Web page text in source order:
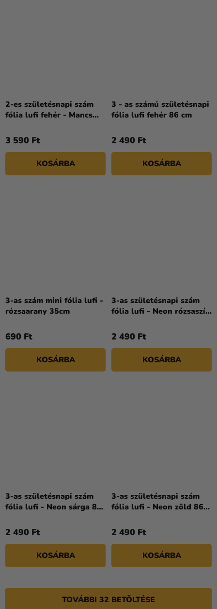
2-es születésnapi szám
fólia lufi fehér - Mancs
3 590 Ft
KOSÁRBA
3 - as számú születésnapi
fólia lufi fehér 86 cm
2 490 Ft
KOSÁRBA
3-as szám mini fólia lufi -
rózsaarany 35cm
690 Ft
KOSÁRBA
3-as születésnapi szám
fólia lufi - Neon rózsaszín
2 490 Ft
KOSÁRBA
3-as születésnapi szám
fólia lufi - Neon sárga 86
2 490 Ft
KOSÁRBA
3-as születésnapi szám
fólia lufi - Neon zöld 86
2 490 Ft
KOSÁRBA
TOVÁBBI 32 BETÖLTÉSE